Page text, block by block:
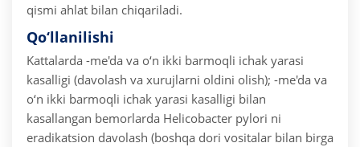
qismi ahlat bilan chiqariladi.
Qo‘llanilishi
Kattalarda -me'da va o‘n ikki barmoqli ichak yarasi
kasalligi (davolash va xurujlarni oldini olish); -me'da va
o‘n ikki barmoqli ichak yarasi kasalligi bilan
kasallangan bemorlarda Helicobacter pylori ni
eradikatsion davolash (boshqa dori vositalar bilan birga